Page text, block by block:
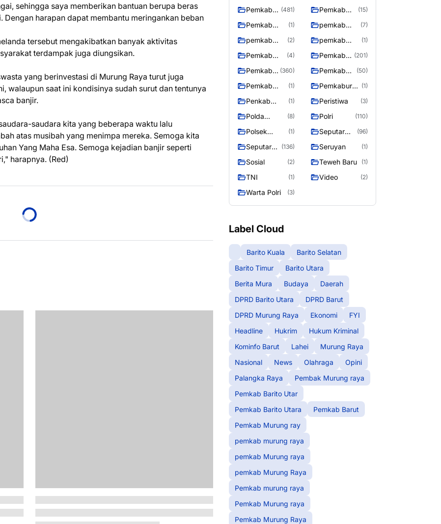
sehingga saya memberikan bantuan berupa beras
harapan dapat membantu meringankan beban
tersebut mengakibatkan banyak aktivitas
terdampak juga diungsikan.
yang berinvestasi di Murung Raya turut juga
walaupun saat ini kondisinya sudah surut dan tentunya
banjir.
saudara kita yang beberapa waktu lalu
atas musibah yang menimpa mereka. Semoga kita
Yang Maha Esa. Semoga kejadian banjir seperti
harapnya. (Red)
Murung raya
Pemkab
Utara
(481)
Pemkab
(15)
Pemkab
(1)
pemkab
(7)
pemkab
(2)
pemkab
Raya
(1)
Pemkab
murung raya
(4)
Pemkab
raya
(201)
Pemkab
Raya
(360)
Pemkab
Raya 4
(50)
Pemkab
(1)
Pemkaburun (1)
Penkab
(1) Peristiwa (3)
Polda
(8) Polri (110)
Polsek
Teweh Timur
(1)
Seputar
Murung
Raya
(96)
Seputar
Seasen 2
(136) Seruyan (1)
Sosial (2) Teweh Baru (1)
TNI (1) Video (2)
Warta Polri (3)
Label Cloud
Barito Kuala
Barito Selatan
Barito Timur
Barito Utara
Berita Mura
Budaya
Daerah
DPRD Barito Utara
DPRD Barut
DPRD Murung Raya
Ekonomi
FYI
Headline
Hukrim
Hukum Kriminal
Kominfo Barut
Lahei
Murung Raya
Nasional
News Olahraga
Opini
Palangka Raya
Pembak Murung raya
Pemkab Barito Utar
Pemkab Barito Utara
Pemkab Barut
Pemkab Murung ray
pemkab murung raya
pemkab Murung raya
pemkab Murung Raya
Pemkab murung raya
Pemkab Murung raya
Pemkab Murung Raya